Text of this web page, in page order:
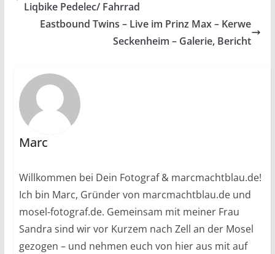
Liqbike Pedelec/ Fahrrad
Eastbound Twins – Live im Prinz Max – Kerwe
Seckenheim – Galerie, Bericht
Marc
Willkommen bei Dein Fotograf & marcmachtblau.de!
Ich bin Marc, Gründer von marcmachtblau.de und
mosel-fotograf.de. Gemeinsam mit meiner Frau
Sandra sind wir vor Kurzem nach Zell an der Mosel
gezogen – und nehmen euch von hier aus mit auf